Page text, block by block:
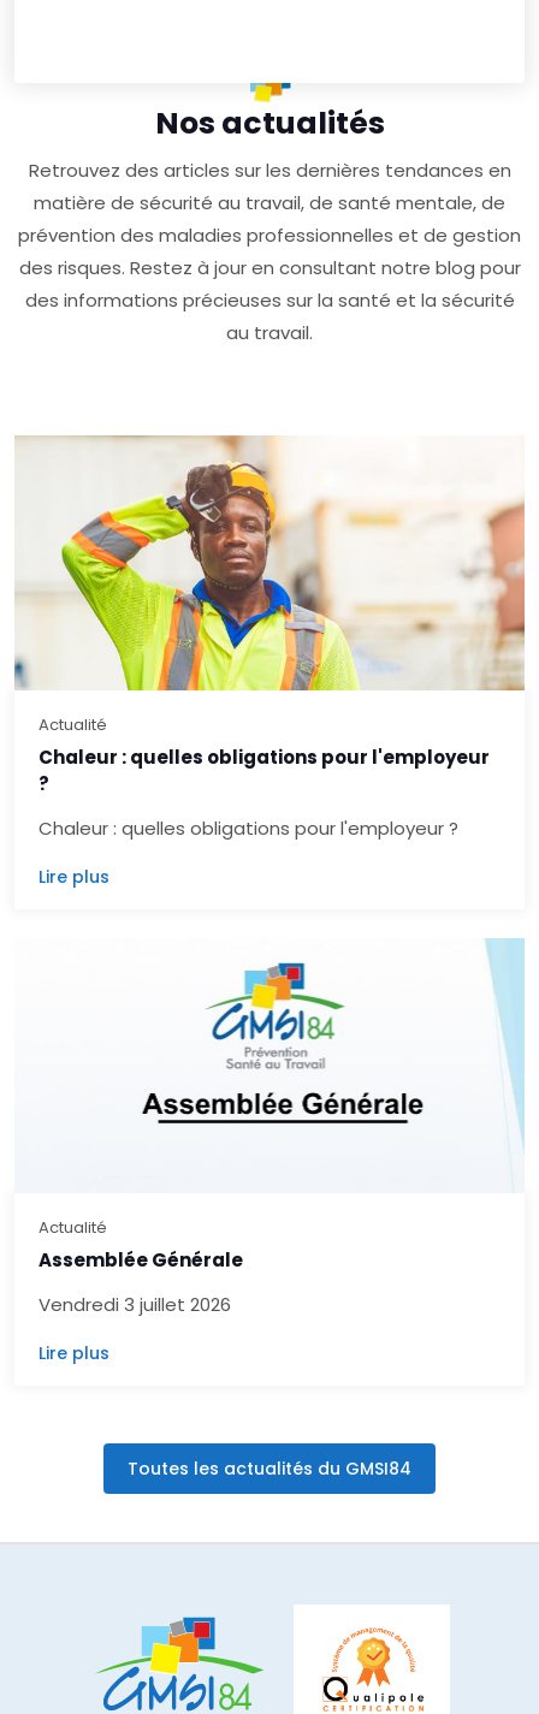
Nos actualités
Retrouvez des articles sur les dernières tendances en
matière de sécurité au travail, de santé mentale, de
prévention des maladies professionnelles et de gestion
des risques. Restez à jour en consultant notre blog pour
des informations précieuses sur la santé et la sécurité
au travail.
Actualité
Chaleur : quelles obligations pour l'employeur
?
Chaleur : quelles obligations pour l'employeur ?
Lire plus
Actualité
Assemblée Générale
Vendredi 3 juillet 2026
Lire plus
Toutes les actualités du GMSI84